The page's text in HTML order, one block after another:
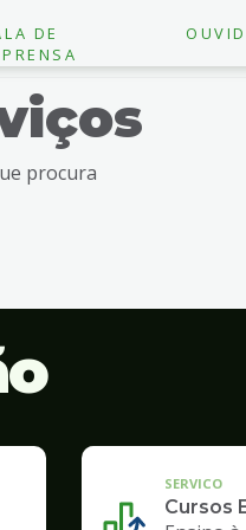
DE
procura
SERVICO
Cursos